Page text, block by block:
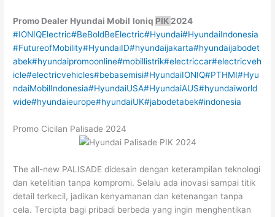
Promo Dealer Hyundai Mobil Ioniq PIK 2024
#IONIQElectric#BeBoldBeElectric#Hyundai#HyundaiIndonesia
#FutureofMobility#HyundaiID#hyundaijakarta#hyundaijabodet
abek#hyundaipromoonline#mobillistrik#electriccar#electricveh
icle#electricvehicles#bebasemisi#HyundaiIONIQ#PTHMI#Hyu
ndaiMobilIndonesia#HyundaiUSA#HyundaiAUS#hyundaiworld
wide#hyundaieurope#hyundaiUK#jabodetabek#indonesia
Promo Cicilan Palisade 2024
The all-new PALISADE didesain dengan keterampilan teknologi
dan ketelitian tanpa kompromi. Selalu ada inovasi sampai titik
detail terkecil, jadikan kenyamanan dan ketenangan tanpa
cela. Tercipta bagi pribadi berbeda yang ingin menghentikan